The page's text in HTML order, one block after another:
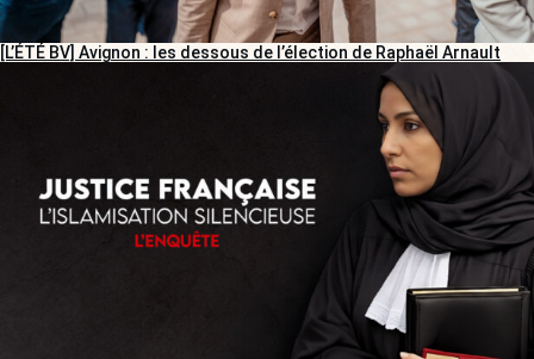
[L’ÉTÉ BV] Avignon : les dessous de l’élection de Raphaël Arnault